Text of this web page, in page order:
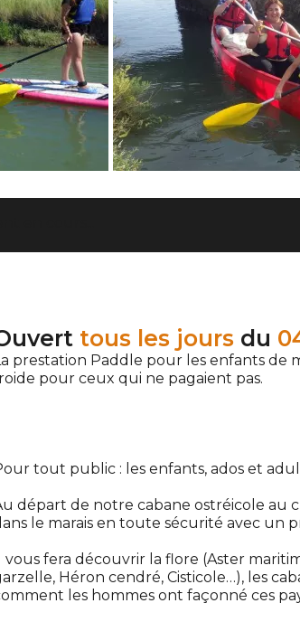
tous les joursdu
prestation Paddle pour les enfants de
pour ceux qui ne pagaient pas.
tout public : les enfants, ados et
départ de notre cabane ostréicole au
le marais en toute sécurité avec un
vous fera découvrir la flore (Aster
Héron cendré, Cisticole…), les
les hommes ont façonné ces